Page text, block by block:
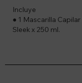
Incluye
● 1 Mascarilla
Sleek x 250 ml.